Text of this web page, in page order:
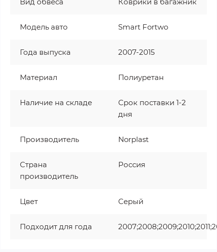
Модель авто Smart Fortwo
Года выпуска 2007-2015
Материал Полиуретан
Наличие на складе
Срок поставки 1-2
дня
Производитель Norplast
Страна
производитель
Россия
Цвет Серый
Подходит для года